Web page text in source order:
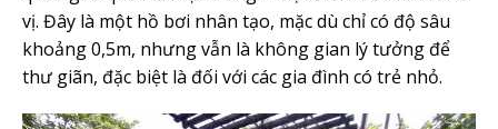
vị. Đây là một hồ bơi nhân tạo, mặc dù chỉ có độ sâu
khoảng 0,5m, nhưng vẫn là không gian lý tưởng để
thư giãn, đặc biệt là đối với các gia đình có trẻ nhỏ.